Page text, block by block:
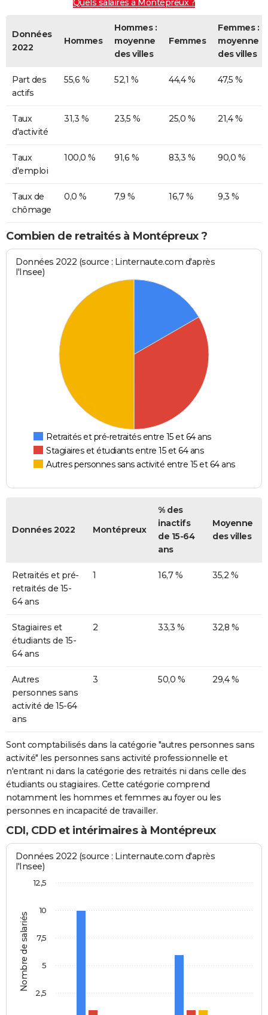
Quels salaires à Montépreux ?
Données
2022
Hommes
Hommes :
moyenne
des villes
Femmes
Femmes :
moyenne
des villes
Part des
actifs
55,6 % 52,1 % 44,4 % 47,5 %
Taux
d'activité
31,3 % 23,5 % 25,0 % 21,4 %
Taux
d'emploi
100,0 % 91,6 % 83,3 % 90,0 %
Taux de
chômage
0,0 % 7,9 % 16,7 % 9,3 %
Combien de retraités à Montépreux ?
Données 2022 (source : Linternaute.com d'après
l'Insee)
Retraités et pré-retraités entre 15 et 64 ans
Stagiaires et étudiants entre 15 et 64 ans
Autres personnes sans activité entre 15 et 64 ans
Données 2022 Montépreux
% des
inactifs
de 15-64
ans
Moyenne
des villes
Retraités et pré-
retraités de 15-
64 ans
1 16,7 % 35,2 %
Stagiaires et
étudiants de 15-
64 ans
2 33,3 % 32,8 %
Autres
personnes sans
activité de 15-64
ans
3 50,0 % 29,4 %
Sont comptabilisés dans la catégorie "autres personnes sans
activité" les personnes sans activité professionnelle et
n'entrant ni dans la catégorie des retraités ni dans celle des
étudiants ou stagiaires. Cette catégorie comprend
notamment les hommes et femmes au foyer ou les
personnes en incapacité de travailler.
CDI, CDD et intérimaires à Montépreux
Nombre de salariés
Données 2022 (source : Linternaute.com d'après
l'Insee)
2,5
5
7,5
10
12,5